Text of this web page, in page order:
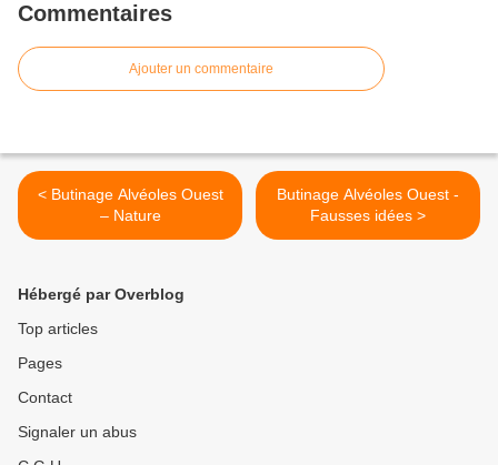
Commentaires
Ajouter un commentaire
< Butinage Alvéoles Ouest
– Nature
Butinage Alvéoles Ouest -
Fausses idées >
Hébergé par Overblog
Top articles
Pages
Contact
Signaler un abus